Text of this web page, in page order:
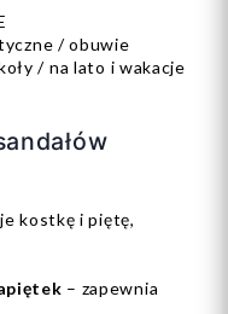
/ obuwie
/ na lato i wakacje
kostkę i piętę,
– zapewnia